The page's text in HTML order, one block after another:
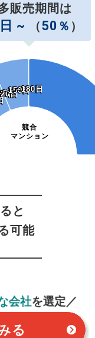
販売期間は
~ （50 ％ ）
競合
マンション
日
日
日
日
~150日
~150日~180日
~180日
と
可能
会社を選定／
る